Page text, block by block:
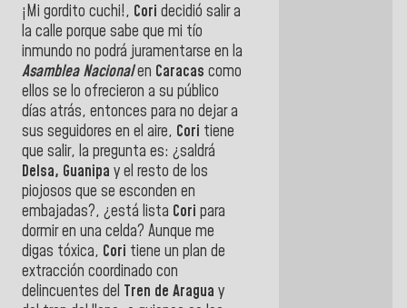
¡Mi gordito cuchi!, Cori decidió salir a
la calle porque sabe que mi tío
inmundo no podrá juramentarse en la
Asamblea Nacionalen Caracas como
ellos se lo ofrecieron a su público
días atrás, entonces para no dejar a
sus seguidores en el aire, Cori tiene
que salir, la pregunta es: ¿saldrá
Delsa, Guanipa y el resto de los
piojosos que se esconden en
embajadas?, ¿está lista Cori para
dormir en una celda? Aunque me
digas tóxica, Cori tiene un plan de
extracción coordinado con
delincuentes del Tren de Aragua y